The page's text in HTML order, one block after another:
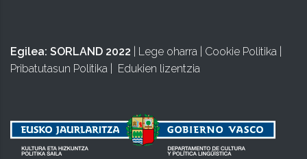
Egilea: SORLAND 2022 Lege oharra Cookie Politika
Pribatutasun Politika
Edukien lizentzia